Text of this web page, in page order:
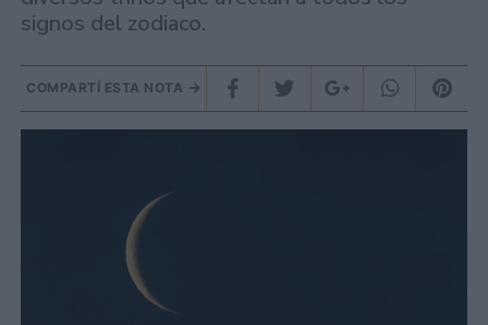
signos del zodiaco.
COMPARTÍ ESTA NOTA